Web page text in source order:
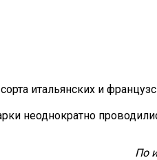
итальянских и
неоднократно
По